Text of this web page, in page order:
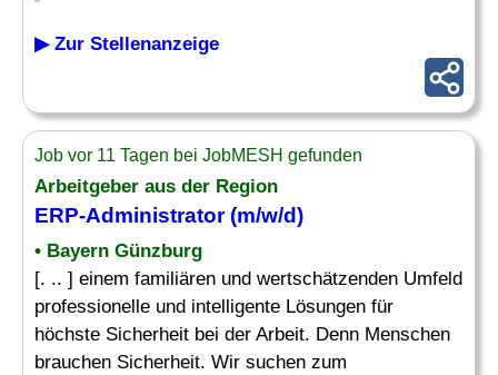
▶ Zur Stellenanzeige
Job vor 11 Tagen bei JobMESH gefunden
Arbeitgeber aus der Region
ERP-Administrator(m/w/d)
• Bayern Günzburg
[. .. ] einem familiären und wertschätzenden Umfeld
professionelle und intelligente Lösungen für
höchste Sicherheit bei der Arbeit. Denn Menschen
brauchen Sicherheit. Wir suchen zum